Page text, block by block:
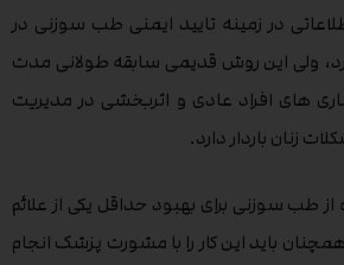
در زمینه تایید ایمنی طب سوزنی در
ولی این روش قدیمی سابقه طولانی مدت
های افراد عادی و اثربخشی در مدیریت
زنان باردار دارد.
از طب سوزنی برای بهبود حداقل یکی از علائم
باید این کار را با مشورت پزشک انجام